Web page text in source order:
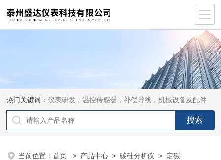
热门关键词：仪表研发，温控传感器，补偿导线，机械设备及配件
当前位置：首页 > 产品中心 >碳硅分析仪 > 定碳